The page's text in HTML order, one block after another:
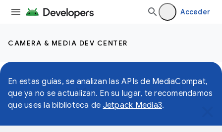
Acceder
CAMERA & MEDIA DEV CENTER
En estas guías, se analizan las APIs de MediaCompat,
que ya no se actualizan. En su lugar, te recomendamos
que uses la biblioteca de Jetpack Media3.